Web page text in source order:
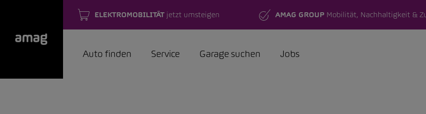
ELEKTROMOBILITÄTjetzt umsteigen AMAG GROUP Mobilität, Nachhaltigkeit &
Auto finden Service Garage suchen Jobs